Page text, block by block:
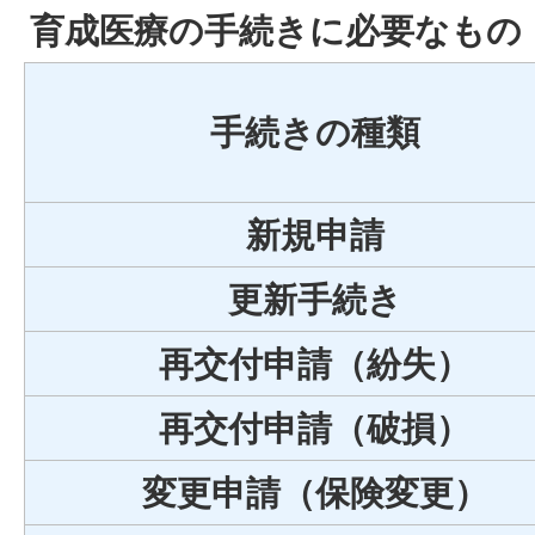
育成医療の手続きに必要なもの
手続きの種類
新規申請
更新手続き
再交付申請（紛失）
再交付申請（破損）
変更申請（保険変更）